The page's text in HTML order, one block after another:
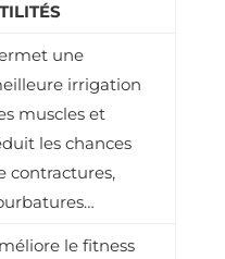
une
irrigation
muscles et
les chances
contractures,
le fitness